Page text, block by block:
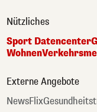
Nützliches
Sport Datencenter
Wohnen
Externe Angebote
NewsFlix